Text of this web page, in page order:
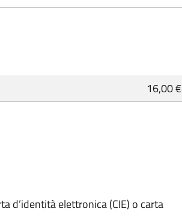
16,00 €
d’identità elettronica (CIE) o carta